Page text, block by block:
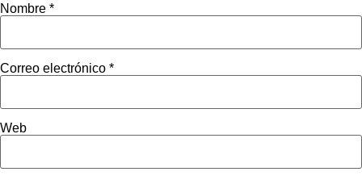
Nombre *
Correo electrónico *
Web